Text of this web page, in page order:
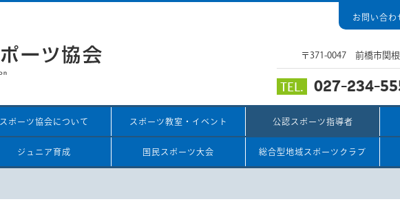
お問い合わ
〒371-0047 前橋市関
TEL. 027-234-
スポーツ協会について スポーツ教室・イベント 公認スポーツ指導者
ジュニア育成 国民スポーツ大会 総合型地域スポーツクラブ